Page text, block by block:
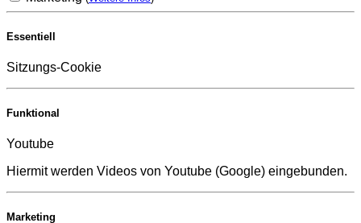
Essentiell
Sitzungs-Cookie
Funktional
Youtube
Hiermit werden Videos von Youtube (Google) eingebunden.
Marketing